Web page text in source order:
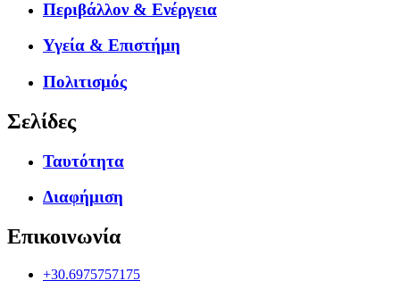
Περιβάλλον & Ενέργεια
Υγεία & Επιστήμη
Πολιτισμός
Σελίδες
Ταυτότητα
Διαφήμιση
Επικοινωνία
+30.6975757175